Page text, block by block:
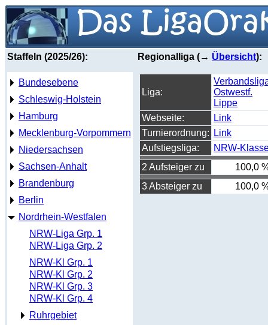
Staffeln (2025/26):
Bundesebene
Schleswig-Holstein
Hamburg
Mecklenburg-Vorpommern
Niedersachsen
Sachsen-Anhalt
Brandenburg
Berlin
Nordrhein-Westfalen
NRW-Liga Grp. 1
NRW-Liga Grp. 2
NRW-Kl Grp. 1
NRW-Kl Grp. 2
NRW-Kl Grp. 3
NRW-Kl Grp. 4
Ruhrgebiet
Regionalliga (→ Übersicht):
Liga:
Ostwestf.
Lippe
Webseite:
Link
Turnierordnung:
Link
Aufstiegsliga:
NRW-
2 Aufsteiger zu
100,0
3 Absteiger zu
100,0